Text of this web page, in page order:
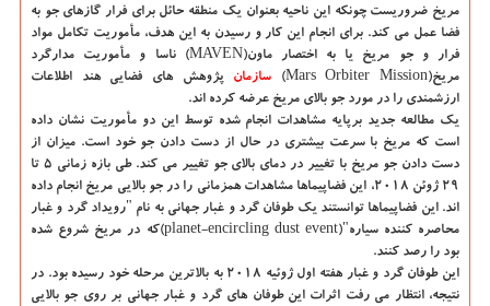
مریخ ضروریست چونکه این ناحیه بعنوان یک منطقه حائل برای فرار گازهای جو به
فضا عمل می کند. برای انجام این کار و رسیدن به این هدف، مأموریت تکامل مواد
فرار و جو مریخ یا به اختصار ماون(MAVEN) ناسا و مأموریت مدارگرد
مریخ(Mars Orbiter Mission)
سازمان پژوهش های فضایی هند اطلاعات
ارزشمندی را در مورد جو بالای مریخ عرضه کرده اند.
یک مطالعه جدید برپایه مشاهدات انجام شده توسط این دو مأموریت نشان داده
است که مریخ با سرعت بیشتری در حال از دست دادن جو خود است. میزان از
دست دادن جو مریخ با تغییر در دمای بالای جو تغییر می کند. طی بازه زمانی ۵ تا
۲۹ ژوئن ۲۰۱۸، این فضاپیماها مشاهدات همزمانی را در جو بالایی مریخ انجام داده
اند. این فضاپیماها توانستند یک طوفان گرد و غبار جهانی به نام "رویداد گرد و غبار
محاصره کننده سیاره"(planet-encircling dust event)که در مریخ شروع شده
بود را رصد کنند.
این طوفان گرد و غبار هفته اول ژوئیه ۲۰۱۸ به بالاترین مرحله خود رسیده بود. در
نتیجه، انتظار می رفت اثرات این طوفان های گرد و غبار جهانی بر روی جو بالایی